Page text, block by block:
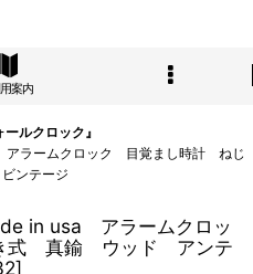
案内
ロック』
ラームクロック 目覚まし時計 ねじ
ンテージ
in usa アラームクロッ
式 真鍮 ウッド アンテ
]